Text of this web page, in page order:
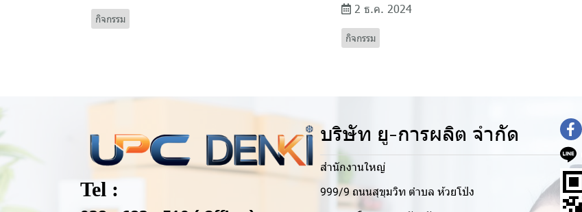
กิจกรรม
2 ธ.ค. 2024
กิจกรรม
Tel :
บริษัท ยู-การผลิต จำกัด
สำนักงานใหญ่
999/9 ถนนสุขุมวิท ตำบล ห้วยโป่ง